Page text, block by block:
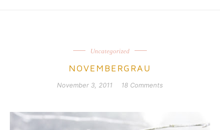
Uncategorized
NOVEMBERGRAU
November 3, 2011 18 Comments